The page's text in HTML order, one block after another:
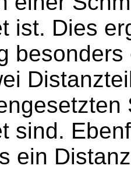
ist. Dies
sind.
ein